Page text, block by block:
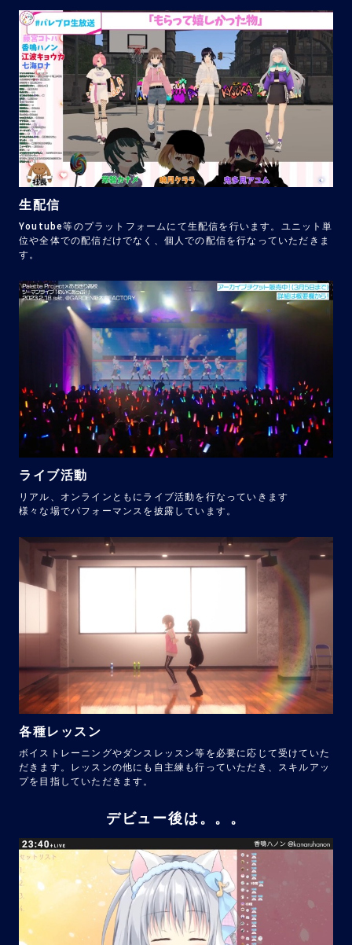
生配信
Youtube等のプラットフォームにて生配信を行います。ユニット単
位や全体での配信だけでなく、個人での配信を行なっていただきま
す。
ライブ活動
リアル、オンラインともにライブ活動を行なっていきます
様々な場でパフォーマンスを披露しています。
各種レッスン
ボイストレーニングやダンスレッスン等を必要に応じて受けていた
だきます。レッスンの他にも自主練も行っていただき、スキルアッ
プを目指していただきます。
デビュー後は。。。